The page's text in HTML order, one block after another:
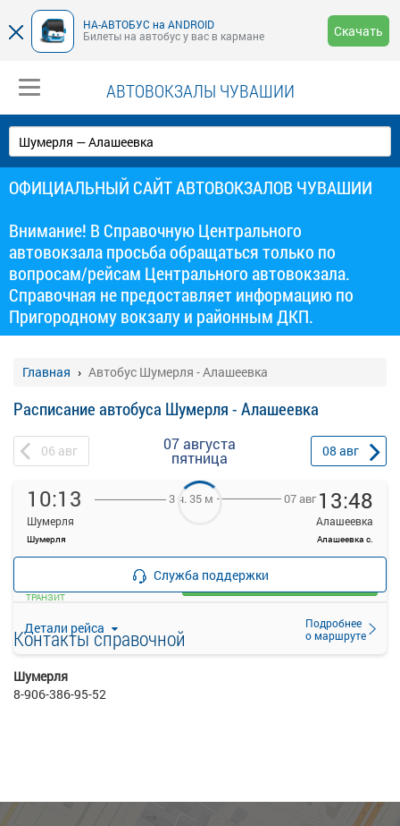
НА-АВТОБУС на ANDROID
Билеты на автобус у вас в кармане
Скачать
АВТОВОКЗАЛЫ ЧУВАШИИ
ОФИЦИАЛЬНЫЙ САЙТ АВТОВОКЗАЛОВ ЧУВАШИИ
Внимание! В Справочную Центрального
автовокзала просьба обращаться только по
вопросам/рейсам Центрального автовокзала.
Справочная не предоставляет информацию по
Пригородному вокзалу и районным ДКП.
Главная Автобус Шумерля - Алашеевка
Расписание автобуса Шумерля - Алашеевка
06 авг 07 августа
пятница 08 авг
10:13
Шумерля
Шумерля
3 ч. 35 м 07 авг 13:48
Алашеевка
Алашеевка с.
Детали рейса
Подробнее
о маршруте
—
ТРАНЗИТ
Загрузить цену
Служба поддержки
Контакты справочной
Шумерля
8-906-386-95-52